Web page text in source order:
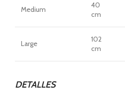
Medium
40
cm
Large
102
cm
DETALLES